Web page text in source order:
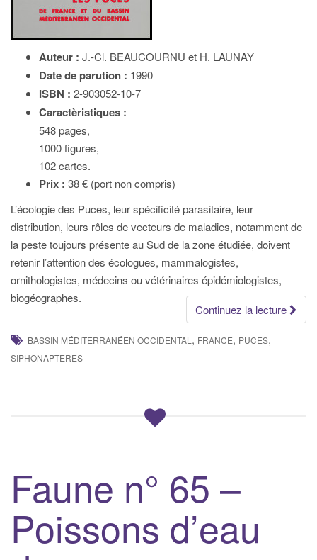
Auteur : J.-Cl. BEAUCOURNU et H. LAUNAY
Date de parution : 1990
ISBN : 2-903052-10-7
Caractèristiques :
548 pages,
1000 figures,
102 cartes.
Prix : 38 € (port non compris)
L’écologie des Puces, leur spécificité parasitaire, leur
distribution, leurs rôles de vecteurs de maladies, notamment de
la peste toujours présente au Sud de la zone étudiée, doivent
retenir l’attention des écologues, mammalogistes,
ornithologistes, médecins ou vétérinaires épidémiologistes,
biogéographes.
Continuez la lecture
BASSIN MÉDITERRANÉEN OCCIDENTAL , FRANCE, PUCES,
SIPHONAPTÈRES
Faune n° 65 –
Poissons d’eau